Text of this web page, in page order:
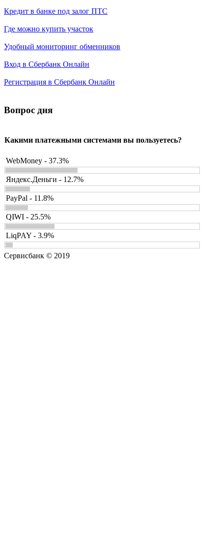
Кредит в банке под залог ПТС
Где можно купить участок
Удобный мониторинг обменников
Вход в Сбербанк Онлайн
Регистрация в Сбербанк Онлайн
Вопрос дня
Какими платежными системами вы пользуетесь?
WebMoney - 37.3%
Яндекс.Деньги - 12.7%
PayPal - 11.8%
QIWI - 25.5%
LiqPAY - 3.9%
Сервисбанк © 2019